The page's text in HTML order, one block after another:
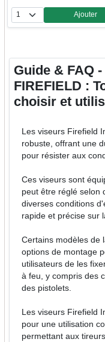
Quantité
Ajouter
Guide & FAQ
FIREFIELD :
choisir et
Les viseurs Firefield
robuste, offrant une
pour résister aux
Ces viseurs sont
peut être réglé selon
diverses conditions
rapide et précise sur
Certains modèles de
options de montage
utilisateurs de les
à feu, y compris des
des pistolets.
Les viseurs Firefield
pour une utilisation
permettant aux